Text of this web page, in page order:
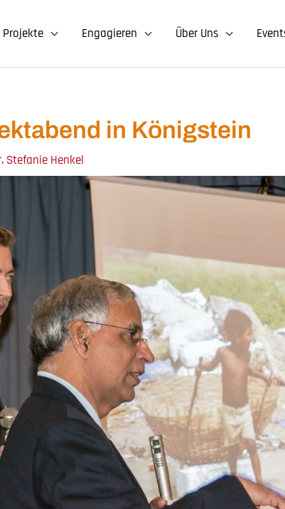
Projekte Engagieren Über Uns
in Königstein
Stefanie Henkel